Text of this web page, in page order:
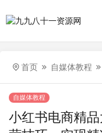
首页 自媒体教程
自媒体教程
小红书电商精